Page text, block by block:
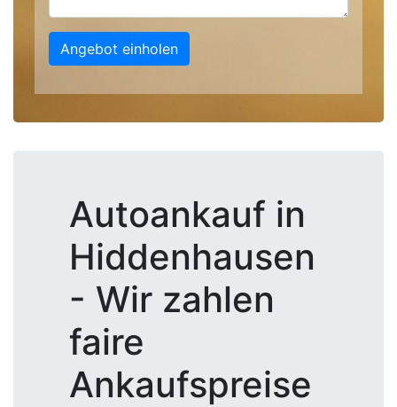
Angebot einholen
Autoankauf in
Hiddenhausen
- Wir zahlen
faire
Ankaufspreise